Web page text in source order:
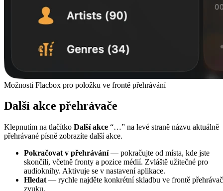
Možnosti Flacbox pro položku ve frontě přehrávání
Další akce přehrávače
Klepnutím na tlačítko Další akce “…” na levé straně názvu aktuálně
přehrávané písně zobrazíte další akce.
Pokračovat v přehrávání— pokračujte od místa, kde jste
skončili, včetně fronty a pozice médií. Zvláště užitečné pro
audioknihy. Aktivuje se v nastavení aplikace.
Hledat — rychle najděte konkrétní skladbu ve frontě
zvuku.